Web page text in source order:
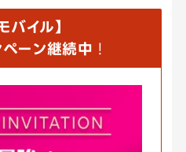
バイル】
ーン継続中 ！